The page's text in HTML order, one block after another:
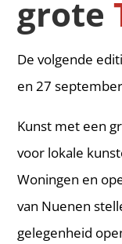
grote
De volgende
en 27
Kunst met een
voor lokale
Woningen en
van Nuenen
gelegenheid